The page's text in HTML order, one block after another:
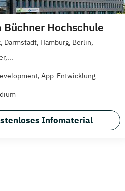
Hochschule
Darmstadt, Hamburg, Berlin,
App-Entwicklung
Infomaterial